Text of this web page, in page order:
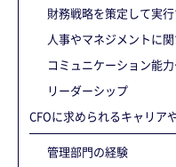
財務戦略を策定して実
人事やマネジメントに
コミュニケーション能
リーダーシップ
CFOに求められるキャリア
管理部門の経験